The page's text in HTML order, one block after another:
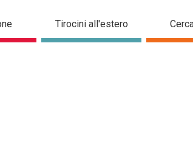
in evidenza
Tirocini all'estero